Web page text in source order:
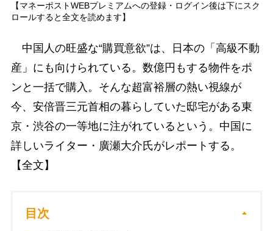
【マネーポストWEBプレミアムへの登録・ログイン後は下にスク
ロールすると全文を読めます】
中国人の旺盛な“購買意欲”は、日本の「高級不動
産」にも向けられている。数億円もする物件をポ
ンと一括で購入。そんな超富裕層の熱い視線が
今、安倍晋三元首相の暮らしていた邸宅がある東
京・渋谷の一等地に注がれているという。中国に
詳しいライター・廣瀬大介氏がレポートする。
【全文】
目次